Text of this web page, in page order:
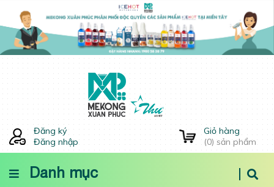
Đăng ký
Đăng nhập
Giỏ hàng
(0) sản phẩm
Danh mục